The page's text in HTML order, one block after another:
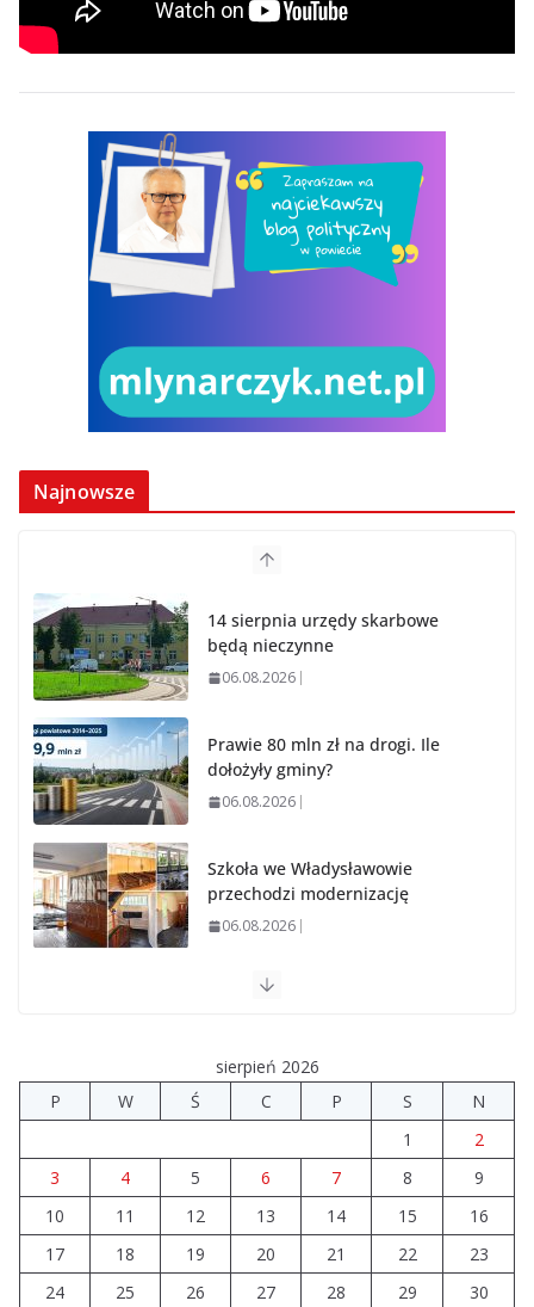
Najnowsze
14 sierpnia urzędy skarbowe
Prawie 80 mln zł na drogi. Ile
dołożyły gminy?
Szkoła we Władysławowie
przechodzi modernizację
Prawie 20 tys. zł dla dyrektora szpitala. Podwyżka
mimo finansowych problemów
04.08.2026
Akademia Sportu rozpoczęła
przygotowania do nowego sezonu
07.08.2026
sierpień 2026
P
W Ś C P S
N
1
2
3
4 5 6 7 8
9
10
11 12 13 14 15
16
17
18 19 20 21 22
23
24
25 26 27 28 29
30